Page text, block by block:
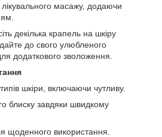
масажу, додаючи
декілька крапель на шкіру
до свого улюбленого
додаткового зволоження.
шкіри, включаючи чутливу.
блиску завдяки швидкому
щоденного використання.